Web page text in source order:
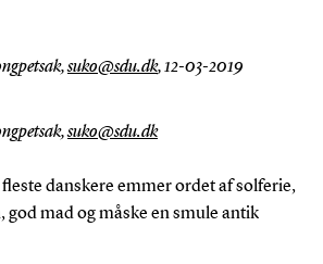
suko@sdu.dk,12-03-2019
suko@sdu.dk
danskere emmer ordet af solferie,
god mad og måske en smule antik